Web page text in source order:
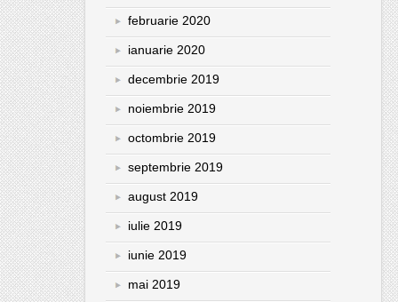
februarie 2020
ianuarie 2020
decembrie 2019
noiembrie 2019
octombrie 2019
septembrie 2019
august 2019
iulie 2019
iunie 2019
mai 2019